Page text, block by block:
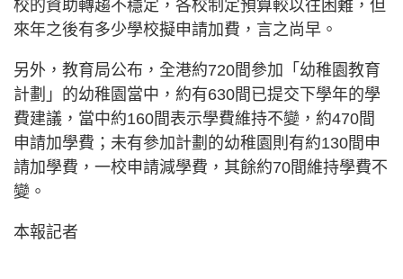
校的資助轉趨不穩定，各校制定預算較以往困難，但
來年之後有多少學校擬申請加費，言之尚早。
另外，教育局公布，全港約720間參加「幼稚園教育
計劃」的幼稚園當中，約有630間已提交下學年的學
費建議，當中約160間表示學費維持不變，約470間
申請加學費；未有參加計劃的幼稚園則有約130間申
請加學費，一校申請減學費，其餘約70間維持學費不
變。
本報記者